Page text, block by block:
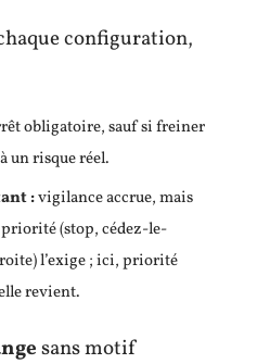
configuration,
obligatoire, sauf si freiner
un risque réel.
:vigilance accrue, mais
(stop, cédez-le-
l’exige ; ici, priorité
revient.
sans motif